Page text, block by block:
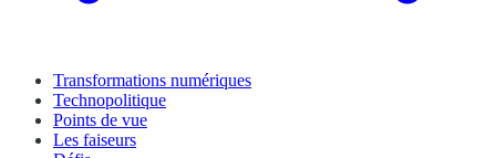
Transformations numériques
Technopolitique
Points de vue
Les faiseurs